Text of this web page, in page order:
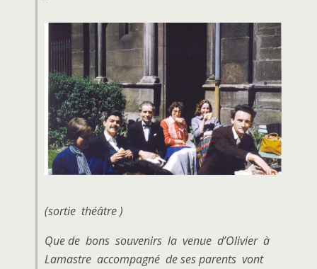
(sortie théâtre )
Que de bons souvenirs la venue d’Olivier à
Lamastre accompagné de ses parents vont